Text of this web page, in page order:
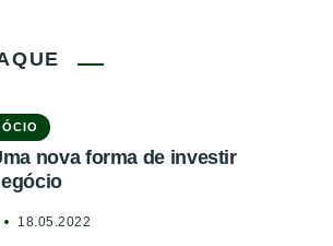
nova forma de investir
18.05.2022